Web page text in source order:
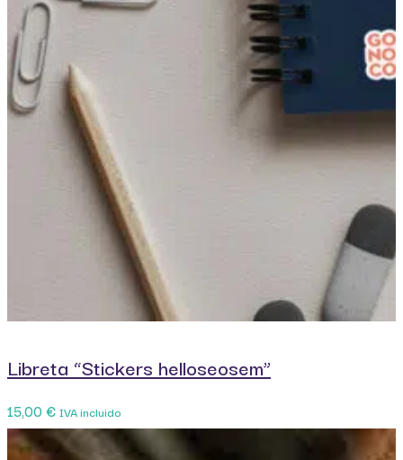
Libreta “Stickers helloseosem”
15,00 € IVA incluido